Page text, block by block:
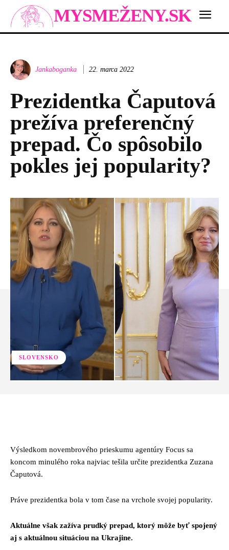
MYSMEŽENY.SK
Jankaboganka 22. marca 2022
Prezidentka Čaputová
prežíva preferenčný
prepad. Čo spôsobilo
pokles jej popularity?
SLOVENSKO
Výsledkom novembrového prieskumu agentúry Focus sa
koncom minulého roka najviac tešila určite prezidentka Zuzana
Čaputová.
Práve prezidentka bola v tom čase na vrchole svojej popularity.
Aktuálne však zažíva prudký prepad, ktorý môže byť spojený
aj s aktuálnou situáciou na Ukrajine.